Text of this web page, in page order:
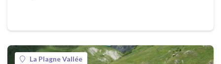
La Plagne Vallée